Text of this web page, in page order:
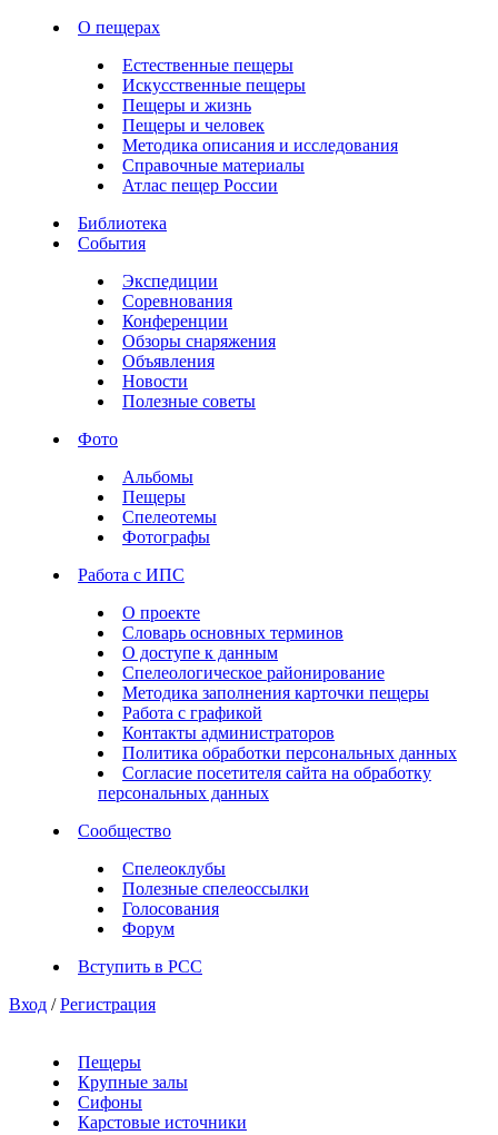
О пещерах
Естественные пещеры
Искусственные пещеры
Пещеры и жизнь
Пещеры и человек
Методика описания и исследования
Справочные материалы
Атлас пещер России
Библиотека
События
Экспедиции
Соревнования
Конференции
Обзоры снаряжения
Объявления
Новости
Полезные советы
Фото
Альбомы
Пещеры
Спелеотемы
Фотографы
Работа с ИПС
О проекте
Словарь основных терминов
О доступе к данным
Спелеологическое районирование
Методика заполнения карточки пещеры
Работа с графикой
Контакты администраторов
Политика обработки персональных данных
Согласие посетителя сайта на обработку
персональных данных
Сообщество
Спелеоклубы
Полезные спелеоссылки
Голосования
Форум
Вступить в РСС
Вход / Регистрация
Пещеры
Крупные залы
Сифоны
Карстовые источники